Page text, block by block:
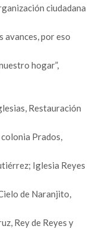
ciudadana
avances, por eso
hogar”,
Restauración
Prados,
Iglesia Reyes
de Naranjito,
Rey de Reyes y